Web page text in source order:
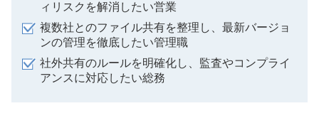
ィリスクを解消したい営業
複数社とのファイル共有を整理し、最新バージョ
ンの管理を徹底したい管理職
社外共有のルールを明確化し、監査やコンプライ
アンスに対応したい総務